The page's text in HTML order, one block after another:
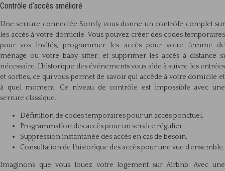
Contrôle d’accès amélioré
Une serrure connectée Somfy vous donne un contrôle complet sur
les accès à votre domicile. Vous pouvez créer des codes temporaires
pour vos invités, programmer les accès pour votre femme de
ménage ou votre baby-sitter, et supprimer les accès à distance si
nécessaire. L’historique des événements vous aide à suivre les entrées
et sorties, ce qui vous permet de savoir qui accède à votre domicile et
à quel moment. Ce niveau de contrôle est impossible avec une
serrure classique.
Définition de codes temporaires pour un accès ponctuel.
Programmation des accès pour un service régulier.
Suppression instantanée des accès en cas de besoin.
Consultation de l’historique des accès pour une vue d’ensemble.
Imaginons que vous louez votre logement sur Airbnb. Avec une